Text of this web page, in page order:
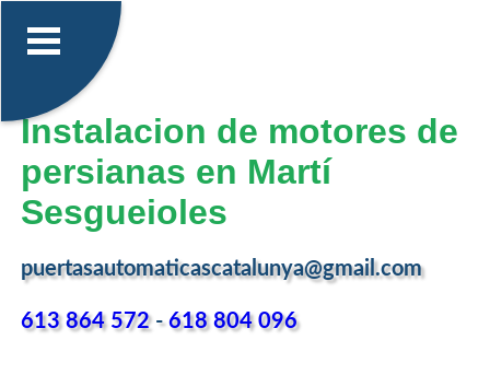
Instalacion de motores de
persianas en Martí
Sesgueioles
puertasautomaticascatalunya@gmail.com
613 864 572-618 804 096